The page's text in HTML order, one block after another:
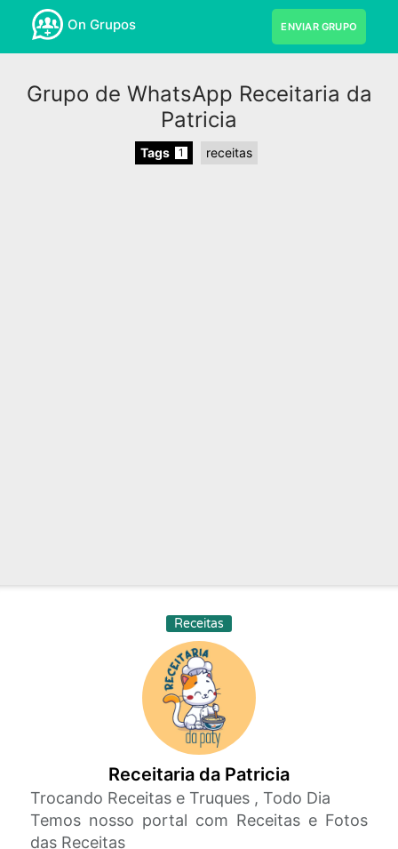
On Grupos ENVIAR GRUPO
Grupo de WhatsApp Receitaria da
Patricia
Tags 1 receitas
Receitas
Receitaria da Patricia
Trocando Receitas e Truques , Todo Dia
Temos nosso portal com Receitas e Fotos
das Receitas